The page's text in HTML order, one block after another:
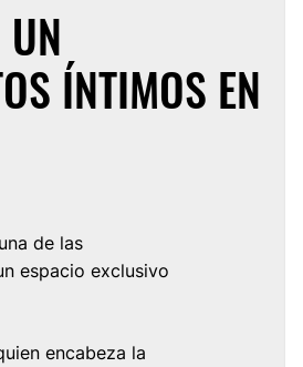
ÍNTIMOS EN
de las
espacio exclusivo
encabeza la